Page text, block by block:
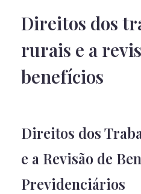
Direitos dos
rurais e a
benefícios
Direitos dos
e a Revisão de
Previdenciários